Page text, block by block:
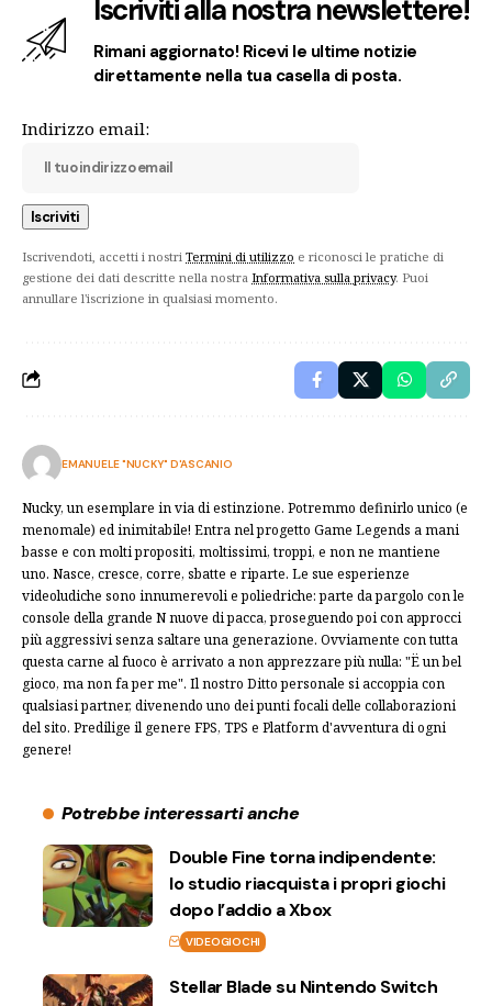
Iscriviti alla nostra newslettere!
Rimani aggiornato! Ricevi le ultime notizie
direttamente nella tua casella di posta.
Indirizzo email:
Iscrivendoti, accetti i nostri Termini di utilizzo e riconosci le pratiche di
gestione dei dati descritte nella nostra Informativa sulla privacy. Puoi
annullare l'iscrizione in qualsiasi momento.
EMANUELE "NUCKY" D'ASCANIO
Nucky, un esemplare in via di estinzione. Potremmo definirlo unico (e
menomale) ed inimitabile! Entra nel progetto Game Legends a mani
basse e con molti propositi, moltissimi, troppi, e non ne mantiene
uno. Nasce, cresce, corre, sbatte e riparte. Le sue esperienze
videoludiche sono innumerevoli e poliedriche: parte da pargolo con le
console della grande N nuove di pacca, proseguendo poi con approcci
più aggressivi senza saltare una generazione. Ovviamente con tutta
questa carne al fuoco è arrivato a non apprezzare più nulla: "Ë un bel
gioco, ma non fa per me". Il nostro Ditto personale si accoppia con
qualsiasi partner, divenendo uno dei punti focali delle collaborazioni
del sito. Predilige il genere FPS, TPS e Platform d'avventura di ogni
genere!
Potrebbe interessarti anche
Double Fine torna indipendente:
lo studio riacquista i propri giochi
dopo l’addio a Xbox
VIDEOGIOCHI
Stellar Blade su Nintendo Switch